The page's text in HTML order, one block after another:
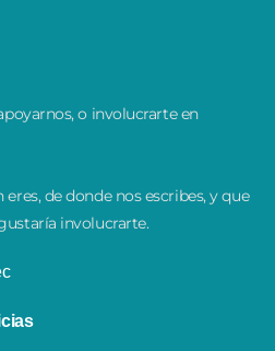
o involucrarte en
de donde nos escribes, y que
involucrarte.